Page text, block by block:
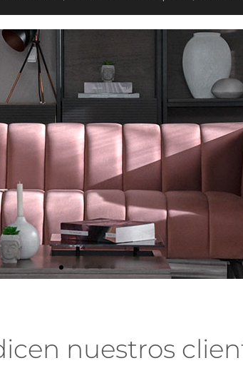
nuestros